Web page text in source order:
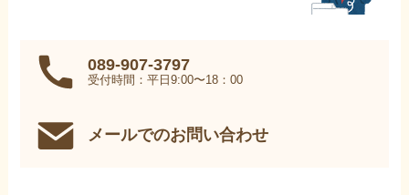
089-907-3797
受付時間：平日9:00〜18：00
メールでのお問い合わせ